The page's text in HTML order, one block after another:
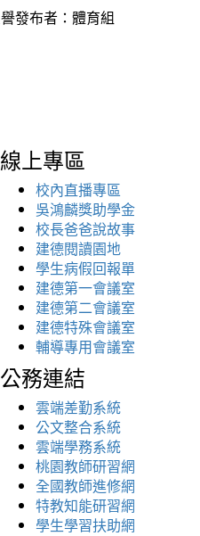
發布者：體育組
線上專區
校內直播專區
吳鴻麟獎助學金
校長爸爸說故事
建德閱讀園地
學生病假回報單
建德第一會議室
建德第二會議室
建德特殊會議室
輔導專用會議室
公務連結
雲端差勤系統
公文整合系統
雲端學務系統
桃園教師研習網
全國教師進修網
特教知能研習網
學生學習扶助網